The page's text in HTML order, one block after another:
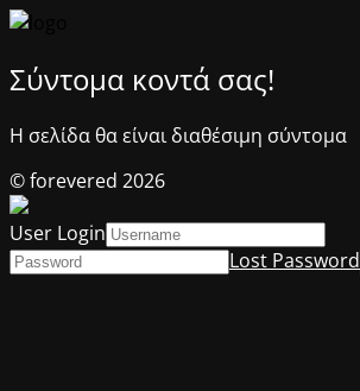
Σύντομα κοντά σας!
Η σελίδα θα είναι διαθέσιμη σύντομα
© forevered 2026
User Login
Lost Password